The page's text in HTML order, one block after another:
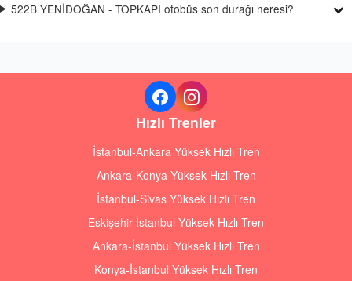
522B YENİDOĞAN - TOPKAPI otobüs son durağı neresi?
Hızlı Trenler
İstanbul-Ankara Yüksek Hızlı Tren
Ankara-Konya Yüksek Hızlı Tren
İstanbul-Sivas Yüksek Hızlı Tren
Eskişehir-İstanbul Yüksek Hızlı Tren
Ankara-İstanbul Yüksek Hızlı Tren
Konya-İstanbul Yüksek Hızlı Tren